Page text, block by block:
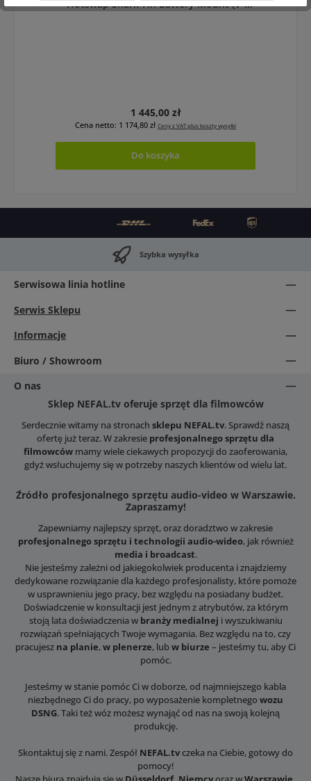
Hotswap Shark-Fin Battery Mount (V-
Mount, 4 x D-Taps)
Cena regularna:
1 445,00 zł
Cena netto: 1 174,80 zł Ceny z VAT plus koszty wysyłki
Do koszyka
Szybka wysyłka
Serwisowa linia hotline
Serwis Sklepu
Informacje
Biuro / Showroom
O nas
Sklep NEFAL.tv oferuje sprzęt dla filmowców
Serdecznie witamy na stronach sklepu NEFAL.tv. Sprawdź naszą
ofertę już teraz. W zakresie profesjonalnego sprzętu dla
filmowców mamy wiele ciekawych propozycji do zaoferowania,
gdyż wsłuchujemy się w potrzeby naszych klientów od wielu lat.
Źródło profesjonalnego sprzętu audio-video w Warszawie.
Zapraszamy!
Zapewniamy najlepszy sprzęt, oraz doradztwo w zakresie
profesjonalnego sprzętu i technologii audio-wideo, jak również
media i broadcast.
Nie jesteśmy zależni od jakiegokolwiek producenta i znajdziemy
dedykowane rozwiązanie dla każdego profesjonalisty, które pomoże
w usprawnieniu jego pracy, bez względu na posiadany budżet.
Doświadczenie w konsultacji jest jednym z atrybutów, za którym
stoją lata doświadczenia w branży medialnej i wyszukiwaniu
rozwiązań spełniających Twoje wymagania. Bez względu na to, czy
pracujesz na planie,w plenerze, lubw biurze – jesteśmy tu, aby Ci
pomóc.
Jesteśmy w stanie pomóc Ci w doborze, od najmniejszego kabla
niezbędnego Ci do pracy, po wyposażenie kompletnego wozu
DSNG. Taki też wóz możesz wynająć od nas na swoją kolejną
produkcję.
Skontaktuj się z nami. Zespół NEFAL.tvczeka na Ciebie, gotowy do
pomocy!